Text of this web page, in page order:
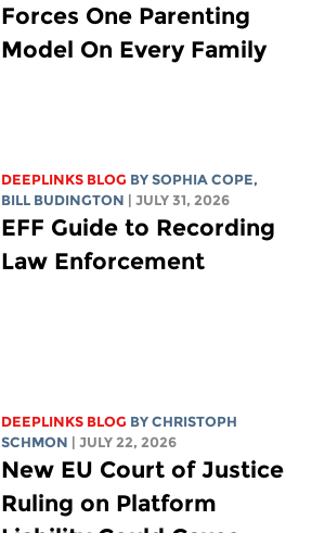
Forces One Parenting
Model On Every Family
DEEPLINKS BLOG BYSOPHIA COPE,
BILL BUDINGTON | JULY 31, 2026
EFF Guide to Recording
Law Enforcement
DEEPLINKS BLOG BYCHRISTOPH
SCHMON | JULY 22, 2026
New EU Court of Justice
Ruling on Platform